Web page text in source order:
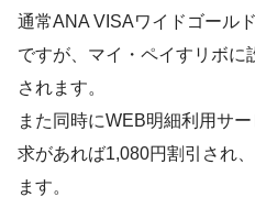
通常ANA VISAワイドゴール
ですが、マイ・ペイすリボに
されます。
また同時にWEB明細利用サ
求があれば1,080円割引され
ます。